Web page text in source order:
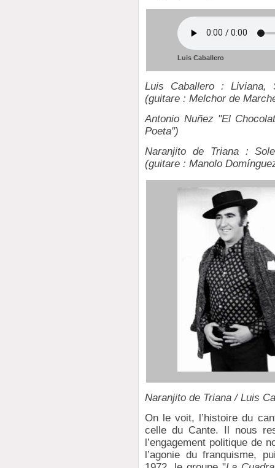
Luis Caballero
Luis Caballero : Liviana,
(guitare : Melchor de
Antonio Nuñez "El
Poeta")
Naranjito de Triana :
(guitare : Manolo
Naranjito de Triana / Luis
On le voit, l’histoire du
celle du Cante. Il nous
l’engagement politique de
l’agonie du franquisme,